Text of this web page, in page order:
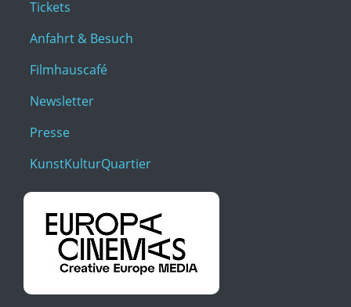
Tickets
Anfahrt & Besuch
Filmhauscafé
Newsletter
Presse
KunstKulturQuartier